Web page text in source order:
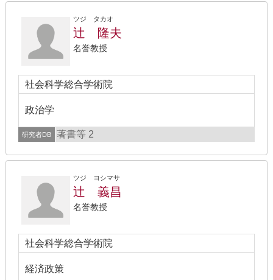
ツジ タカオ
辻 隆夫
名誉教授
社会科学総合学術院
政治学
研究者DB 著書等 2
ツジ ヨシマサ
辻 義昌
名誉教授
社会科学総合学術院
経済政策